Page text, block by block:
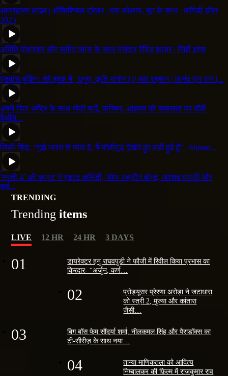
आत्माहारम लाइव | ऑफिशियल ट्रेलर | एक कोलाब, भूत के साथ | कॉमेडी हॉरर
2025
अदिति पोहनकर और सुमीत व्यास के साथ मज़ेदार रैपिड फ़ायर | ज़िद्दी इश्क
एडवांस बुकिंग: तेरे इश्क में | धनुष, कृति सनोन | ए आर रहमान | आनंद एल राय |...
अपने पिता धर्मेंद्र के साथ मीठी यादें, करियर, आश्रम की सफलता पर बॉबी
देओल...
लिली सिंह: “मुझे भारत से प्यार है, मैं बॉलीवुड देखते हुए बड़ी हुई हूँ” | Shame...
‘मस्ती 4’ की कास्ट ने एडल्ट कॉमेडी, ऑफ-स्क्रीन बॉन्ड, अरशद वारसी और
कई...
TRENDING
Trendingitems
LIVE 12 HR 24 HR 3 DAYS
01
डायरेक्टर हनु राघवपुडी ने फौजी में रिवील किया प्रभास का
किरदार- “अर्जुन, कर्ण…
02
प्रोड्यूसर प्रेरणा अरोड़ा ने जटाधारा
को स्त्री 2, मुंज्या और कांतारा
जैसी…
03
बिग बॉस फेम सौंदर्या शर्मा, नीलकमल सिंह और पैराडॉक्स का
टी-सीरीज़ के साथ नया…
04
तान्या माणिकतला को आदित्य
निम्बालकर की फ़िल्म में राजकुमार राव